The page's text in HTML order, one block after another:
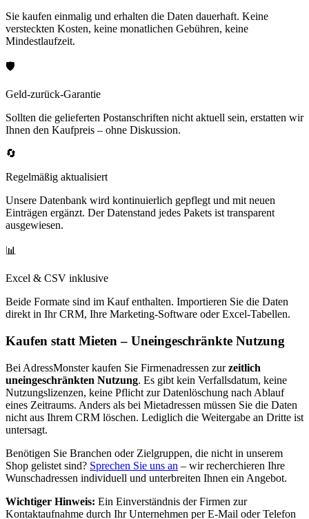
Sie kaufen einmalig und erhalten die Daten dauerhaft. Keine
versteckten Kosten, keine monatlichen Gebühren, keine
Mindestlaufzeit.
🛡️
Geld-zurück-Garantie
Sollten die gelieferten Postanschriften nicht aktuell sein, erstatten wir
Ihnen den Kaufpreis – ohne Diskussion.
🔄
Regelmäßig aktualisiert
Unsere Datenbank wird kontinuierlich gepflegt und mit neuen
Einträgen ergänzt. Der Datenstand jedes Pakets ist transparent
ausgewiesen.
📊
Excel & CSV inklusive
Beide Formate sind im Kauf enthalten. Importieren Sie die Daten
direkt in Ihr CRM, Ihre Marketing-Software oder Excel-Tabellen.
Kaufen statt Mieten – Uneingeschränkte Nutzung
Bei AdressMonster kaufen Sie Firmenadressen zur zeitlich
uneingeschränkten Nutzung. Es gibt kein Verfallsdatum, keine
Nutzungslizenzen, keine Pflicht zur Datenlöschung nach Ablauf
eines Zeitraums. Anders als bei Mietadressen müssen Sie die Daten
nicht aus Ihrem CRM löschen. Lediglich die Weitergabe an Dritte ist
untersagt.
Benötigen Sie Branchen oder Zielgruppen, die nicht in unserem
Shop gelistet sind? Sprechen Sie uns an – wir recherchieren Ihre
Wunschadressen individuell und unterbreiten Ihnen ein Angebot.
Wichtiger Hinweis: Ein Einverständnis der Firmen zur
Kontaktaufnahme durch Ihr Unternehmen per E-Mail oder Telefon